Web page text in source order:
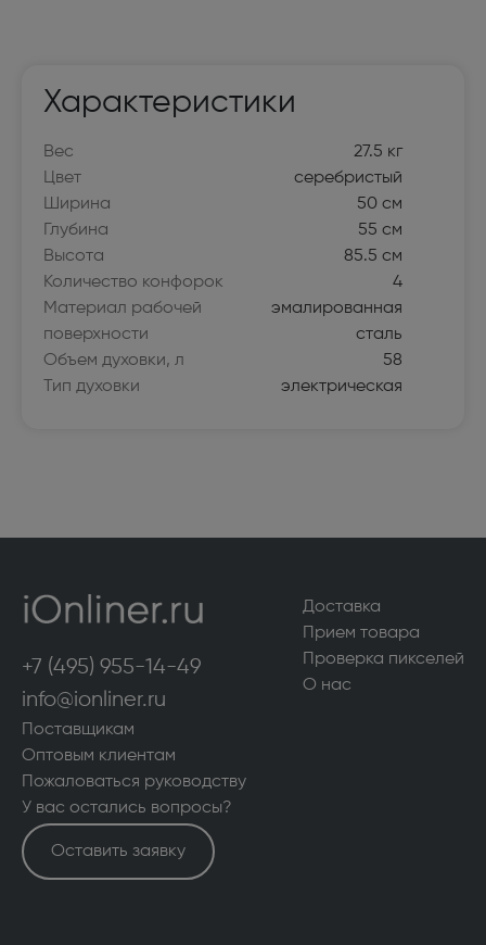
Характеристики
Вес
27.5 кг
Цвет
серебристый
Ширина
50 см
Глубина
55 см
Высота
85.5 см
Количество конфорок
4
Материал рабочей
поверхности
эмалированная
сталь
Объем духовки, л
58
Тип духовки
электрическая
+7 (495) 955-14-49
info@ionliner.ru
Доставка
Прием товара
Проверка пикселей
О нас
Поставщикам
Оптовым клиентам
Пожаловаться руководству
У вас остались вопросы?
Оставить заявку